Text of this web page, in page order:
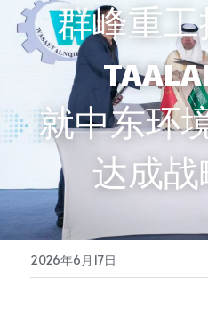
输送机
移动式输送机
液压升降平台
移动式登车桥
剪叉式升降平台
固定式登车桥
液压打包机
电子衡器
智能清扫车
集装箱装货机
合作企业
安装案例
新闻
联系
EN
群峰重
就中东环
达成
2026年6月17日